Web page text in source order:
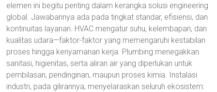
elemen ini begitu penting dalam kerangka solusi engineering
global. Jawabannya ada pada tingkat standar, efisiensi, dan
kontinuitas layanan. HVAC mengatur suhu, kelembapan, dan
kualitas udara—faktor-faktor yang memengaruhi kestabilan
proses hingga kenyamanan kerja. Plumbing menegakkan
sanitasi, higienitas, serta aliran air yang diperlukan untuk
pembilasan, pendinginan, maupun proses kimia. Instalasi
industri, pada gilirannya, menyelaraskan seluruh ekosistem: